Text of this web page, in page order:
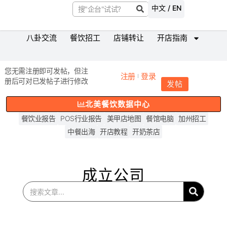
中文 / EN
八卦交流 餐饮招工 店铺转让 开店指南
您无需注册即可发帖，但注
册后可对已发帖子进行修改
注册 登录
发帖
北美餐饮数据中心
餐饮业报告 POS行业报告 美甲店地图 餐馆电脑
加州招工
中餐出海 开店教程 开奶茶店
成立公司